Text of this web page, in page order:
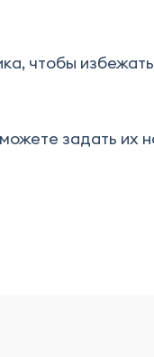
чтобы
задать их